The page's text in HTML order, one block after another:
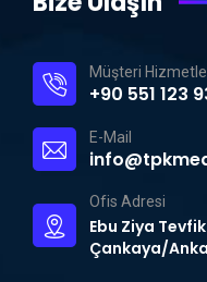
Müşteri
+90 551 123
E-Mail
Ofis Adresi
Ebu Ziya
Çankaya/